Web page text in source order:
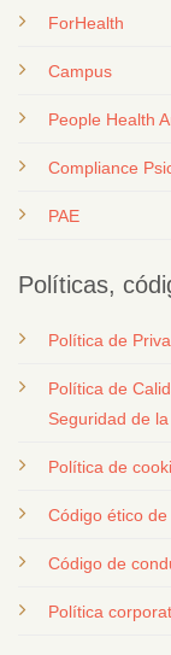
ForHealth
Campus
People Health
Compliance
PAE
Políticas,
Política de
Política de
Seguridad de
Política de
Código ético
Código de
Política